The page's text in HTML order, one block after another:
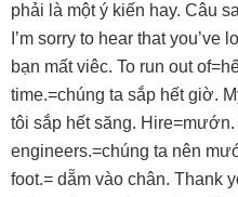
phải là một ý kiến hay. Câu
I’m sorry to hear that you’ve
bạn mất viêc. To run out
time.=chúng ta sắp hết giờ.
tôi sắp hết săng.
engineers.=chúng ta nên
foot.= dẵm vào chân. Thank